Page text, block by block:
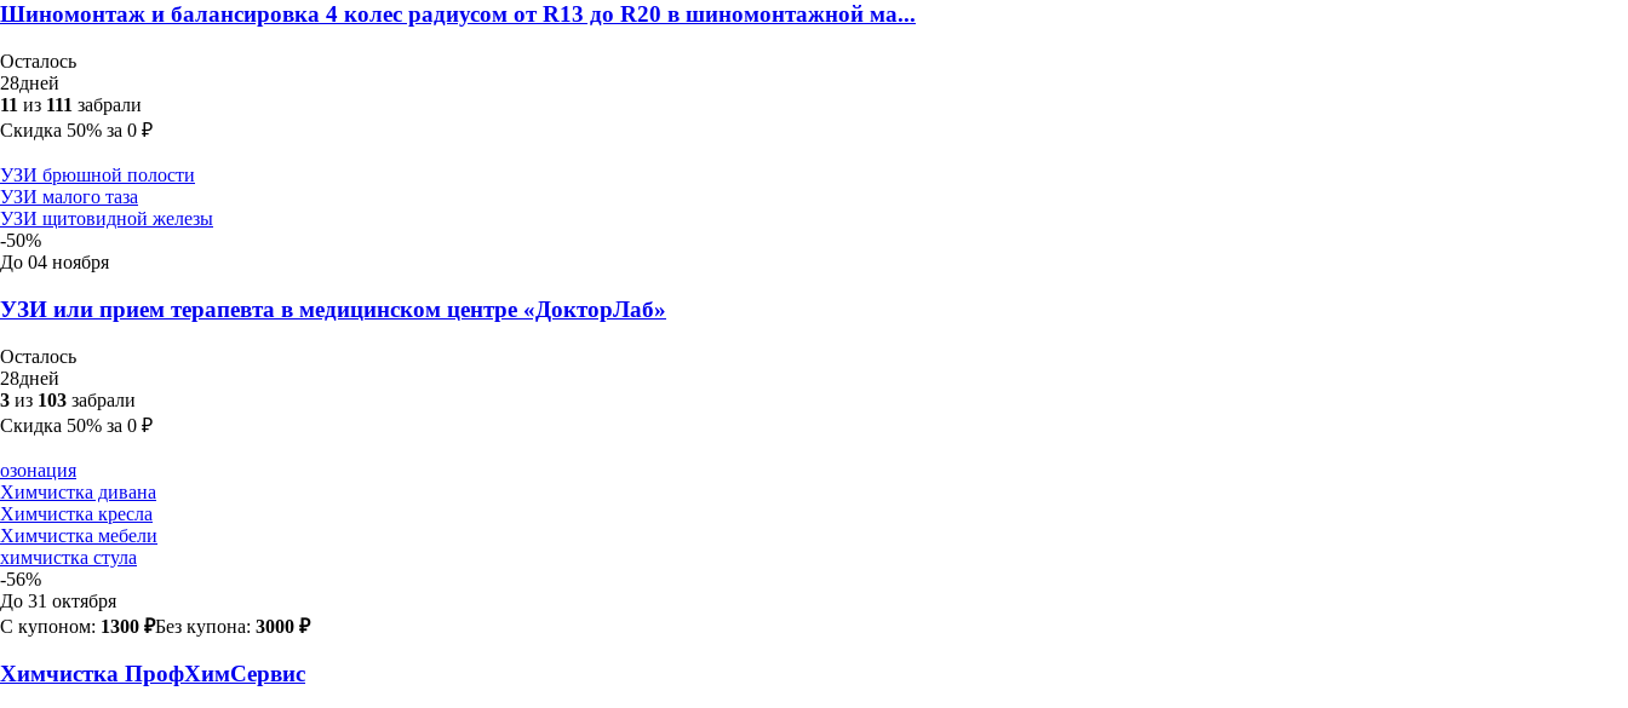
Шиномонтаж и балансировка 4 колес радиусом от R13 до R20 в шиномонтажной ма...
Осталось
28дней
11 из 111 забрали
Скидка 50% за 0 ₽
УЗИ брюшной полости
УЗИ малого таза
УЗИ щитовидной железы
-50%
До 04 ноября
УЗИ или прием терапевта в медицинском центре «ДокторЛаб»
Осталось
28дней
3 из 103 забрали
Скидка 50% за 0 ₽
озонация
Химчистка дивана
Химчистка кресла
Химчистка мебели
химчистка стула
-56%
До 31 октября
С купоном: 1300 ₽Без купона: 3000 ₽
Химчистка ПрофХимСервис